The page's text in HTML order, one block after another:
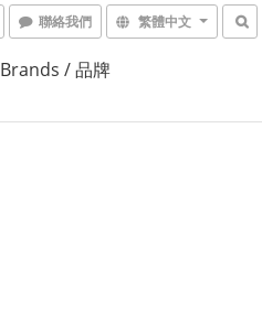
聯絡我們 繁體中文
Brands / 品牌